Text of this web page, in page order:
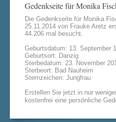
Gedenkseite für Monika
Die Gedenkseite für Monika
25.11.2014 von Frauke Aretz
44.206 mal besucht.
Geburtsdatum: 13. September
Geburtsort: Danzig
Sterbedatum: 23. November
Sterbeort: Bad Nauheim
Sternzeichen: Jungfrau
Erstellen Sie jetzt in nur
kostenfrei eine persönliche